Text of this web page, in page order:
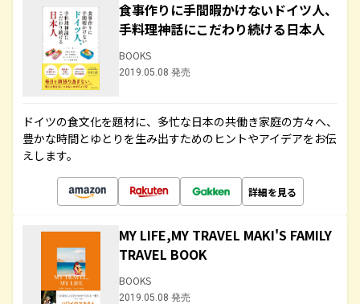
食事作りに手間暇かけないドイツ人、
手料理神話にこだわり続ける日本人
BOOKS
2019.05.08 発売
ドイツの食文化を題材に、多忙な日本の共働き家庭の方々へ、
豊かな時間とゆとりを生み出すためのヒントやアイデアをお伝
えします。
詳細を見る
MY LIFE,MY TRAVEL MAKI'S FAMILY
TRAVEL BOOK
BOOKS
2019.05.08 発売